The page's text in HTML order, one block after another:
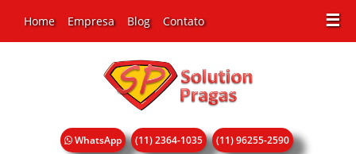
☰
Home Empresa Blog Contato
WhatsApp (11) 2364-1035 (11) 96255-2590